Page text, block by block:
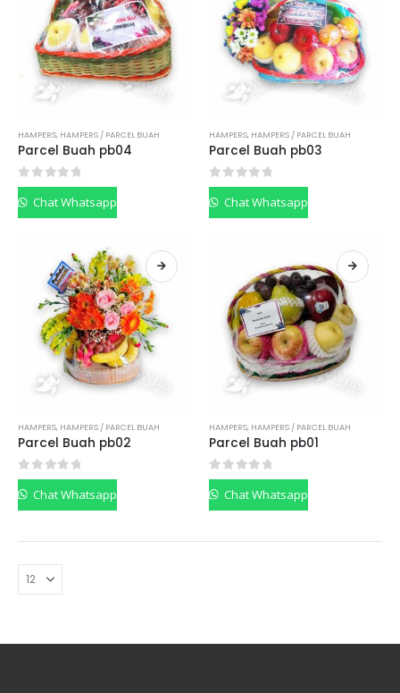
HAMPERS, HAMPERS / PARCEL BUAH
Parcel Buah pb04
0out of 5
Chat Whatsapp
HAMPERS, HAMPERS / PARCEL BUAH
Parcel Buah pb03
0out of 5
Chat Whatsapp
HAMPERS, HAMPERS / PARCEL BUAH
Parcel Buah pb02
0out of 5
Chat Whatsapp
HAMPERS, HAMPERS / PARCEL BUAH
Parcel Buah pb01
0out of 5
Chat Whatsapp